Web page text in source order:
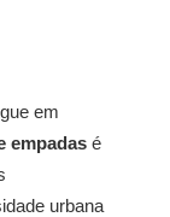
em
empadas é
urbana